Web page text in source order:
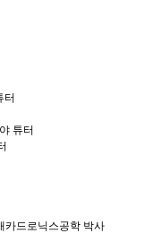
터
튜터
카드로닉스공학 박사